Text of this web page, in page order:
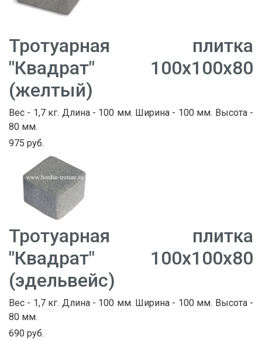
Тротуарная плитка
"Квадрат" 100х100х80
(желтый)
Вес - 1,7 кг. Длина - 100 мм. Ширина - 100 мм. Высота -
80 мм.
975 руб.
Тротуарная плитка
"Квадрат" 100х100х80
(эдельвейс)
Вес - 1,7 кг. Длина - 100 мм. Ширина - 100 мм. Высота -
80 мм.
690 руб.